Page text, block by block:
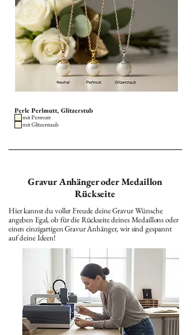
Perle Perlmutt, Glitzerstub
mit Permutt
mit Glitzerstaub
Gravur Anhänger oder Medaillon
Rückseite
Hier kannst du voller Freude deine Gravur Wünsche
angeben Egal, ob für die Rückseite deines Medaillons oder
einen einzigartigen Gravur Anhänger, wir sind gespannt
auf deine Ideen!